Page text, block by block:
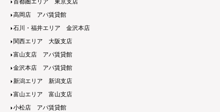
首都圏エリア 東京支店
高岡店 アパ賃貸館
石川・福井エリア 金沢本店
関西エリア 大阪支店
富山支店 アパ賃貸館
金沢本店 アパ賃貸館
新潟エリア 新潟支店
富山エリア 富山支店
小松店 アパ賃貸館